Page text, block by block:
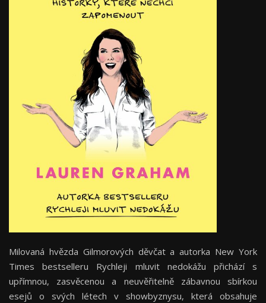
Milovaná hvězda Gilmorových děvčat a autorka New York
Times bestselleru Rychleji mluvit nedokážu přichází s
upřímnou, zasvěcenou a neuvěřitelně zábavnou sbírkou
esejů o svých létech v showbyznysu, která obsahuje